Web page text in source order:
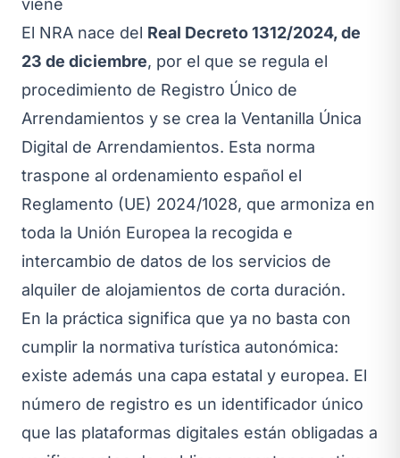
viene
El NRA nace del Real Decreto 1312/2024, de
23 de diciembre, por el que se regula el
procedimiento de Registro Único de
Arrendamientos y se crea la Ventanilla Única
Digital de Arrendamientos. Esta norma
traspone al ordenamiento español el
Reglamento (UE) 2024/1028, que armoniza en
toda la Unión Europea la recogida e
intercambio de datos de los servicios de
alquiler de alojamientos de corta duración.
En la práctica significa que ya no basta con
cumplir la normativa turística autonómica:
existe además una capa estatal y europea. El
número de registro es un identificador único
que las plataformas digitales están obligadas a